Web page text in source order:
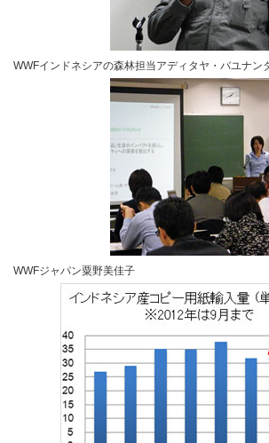
WWFインドネシアの森林担当アディタヤ・バユナン
WWFジャパン粟野美佳子